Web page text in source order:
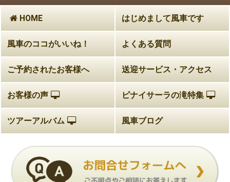
HOME はじめまして風車です
風車のココがいいね！ よくある質問
ご予約されたお客様へ 送迎サービス・アクセス
お客様の声 ピナイサーラの滝特集
ツアーアルバム 風車ブログ